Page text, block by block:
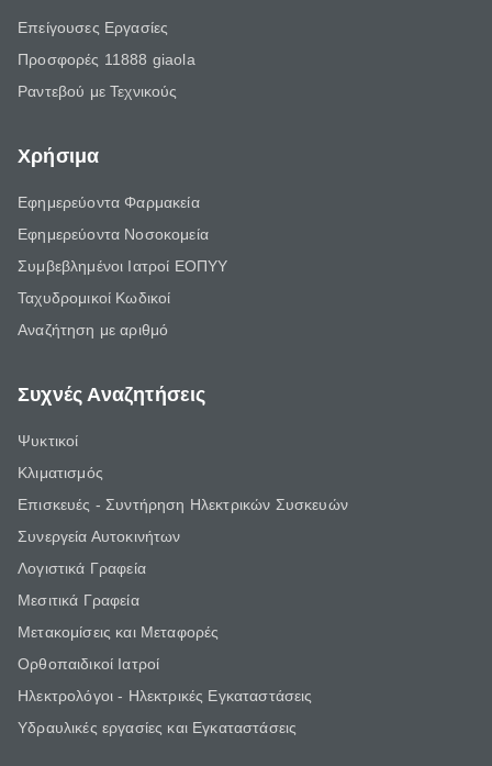
Επείγουσες Εργασίες
Προσφορές 11888 giaola
Ραντεβού με Τεχνικούς
Χρήσιμα
Εφημερεύοντα Φαρμακεία
Εφημερεύοντα Νοσοκομεία
Συμβεβλημένοι Ιατροί ΕΟΠΥΥ
Ταχυδρομικοί Κωδικοί
Αναζήτηση με αριθμό
Συχνές Αναζητήσεις
Ψυκτικοί
Κλιματισμός
Επισκευές - Συντήρηση Ηλεκτρικών Συσκευών
Συνεργεία Αυτοκινήτων
Λογιστικά Γραφεία
Μεσιτικά Γραφεία
Μετακομίσεις και Μεταφορές
Ορθοπαιδικοί Ιατροί
Ηλεκτρολόγοι - Ηλεκτρικές Εγκαταστάσεις
Υδραυλικές εργασίες και Εγκαταστάσεις